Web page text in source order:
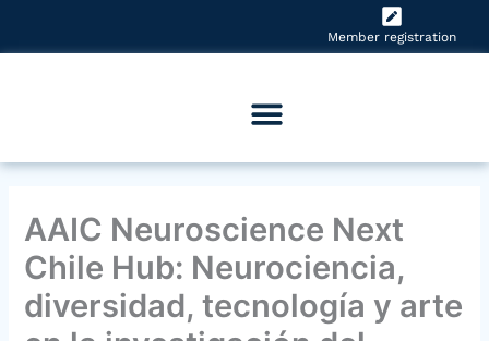
Member registration
AAIC Neuroscience Next
Chile Hub: Neurociencia,
diversidad, tecnología y arte